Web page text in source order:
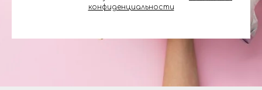
конфиденциальности